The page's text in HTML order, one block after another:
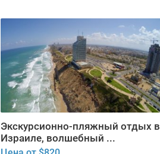
Экскурсионно-пляжный отдых в
Израиле, волшебный ...